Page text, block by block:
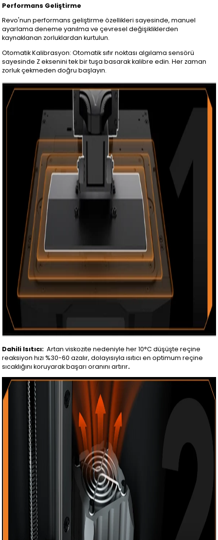
Performans Geliştirme
Revo'nun performans geliştirme özellikleri sayesinde, manuel
ayarlama deneme yanılma ve çevresel değişikliklerden
kaynaklanan zorluklardan kurtulun.
Otomatik Kalibrasyon: Otomatik sıfır noktası algılama sensörü
sayesinde Z eksenini tek bir tuşa basarak kalibre edin. Her zaman
zorluk çekmeden doğru başlayın.
Dahili Isıtıcı:Artan viskozite nedeniyle her 10°C düşüşte reçine
reaksiyon hızı %30-60 azalır, dolayısıyla ısıtıcı en optimum reçine
sıcaklığını koruyarak başarı oranını artırır.